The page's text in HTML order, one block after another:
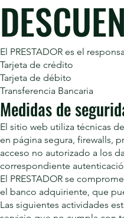
El PRESTADOR es el
Tarjeta de crédito
Tarjeta de débito
Transferencia Bancaria
Medidas de
El sitio web utiliza técnicas
en página segura, firewalls,
acceso no autorizado a los
correspondiente
El PRESTADOR se
el banco adquiriente, que
Las siguientes actividades